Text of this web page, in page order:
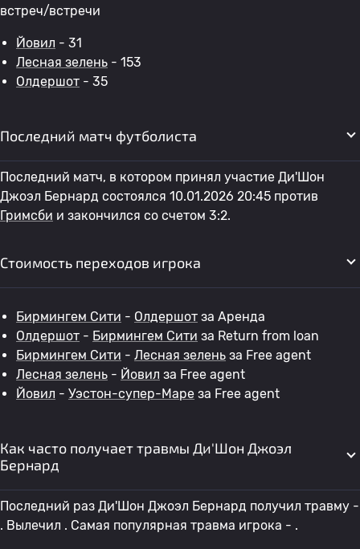
встреч/встречи
Йовил - 31
Лесная зелень - 153
Олдершот - 35
Последний матч футболиста
Последний матч, в котором принял участие Ди'Шон
Джоэл Бернард состоялся 10.01.2026 20:45 против
Гримсби и закончился со счетом 3:2.
Стоимость переходов игрока
Бирмингем Сити - Олдершот за Аренда
Олдершот - Бирмингем Сити за Return from loan
Бирмингем Сити - Лесная зелень за Free agent
Лесная зелень - Йовил за Free agent
Йовил - Уэстон-супер-Маре за Free agent
Как часто получает травмы Ди'Шон Джоэл
Бернард
Последний раз Ди'Шон Джоэл Бернард получил травму -
. Вылечил . Самая популярная травма игрока - .